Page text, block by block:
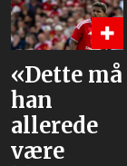
«Dette må
han
allerede
være